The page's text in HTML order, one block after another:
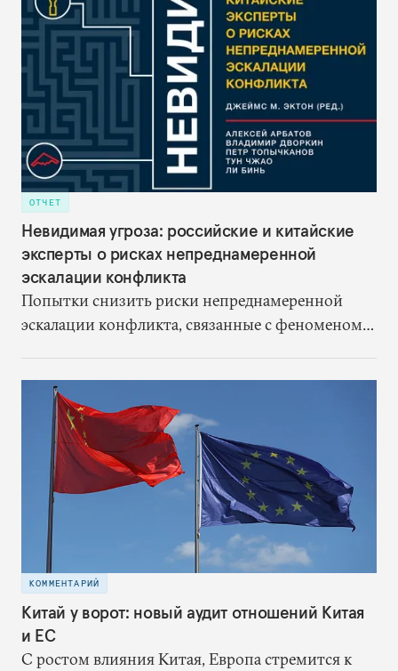
ОТЧЕТ
Невидимая угроза: российские и китайские
эксперты о рисках непреднамеренной
эскалации конфликта
Попытки снизить риски непреднамеренной
эскалации конфликта, связанные с феноменом
анализа этих рисков.
КОММЕНТАРИЙ
Китай у ворот: новый аудит отношений Китая
и ЕС
С ростом влияния Китая, Европа стремится к